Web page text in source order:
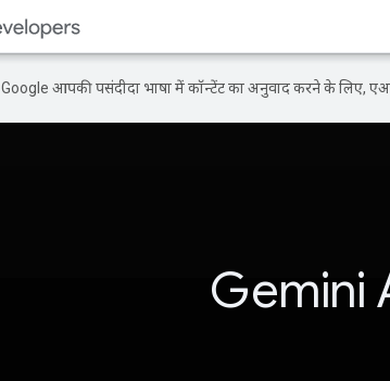
Google आपकी पसंदीदा भाषा में कॉन्टेंट का अनुवाद करने के लिए,
Gemini